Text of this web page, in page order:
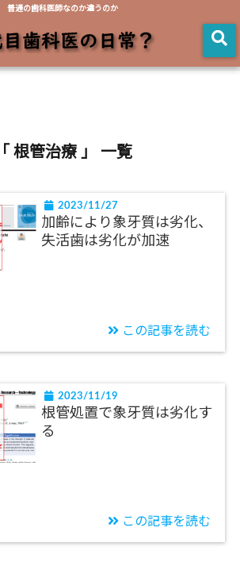
普通の歯科医師なのか違うのか
「 根管治療 」 一覧
2023/11/27
加齢により象牙質は劣化、
失活歯は劣化が加速
この記事を読む
2023/11/19
根管処置で象牙質は劣化す
る
この記事を読む